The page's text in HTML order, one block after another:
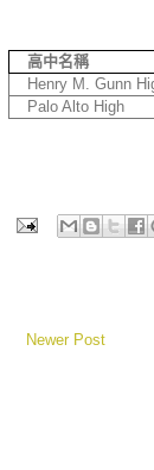
高中名稱
Henry M. Gunn
Palo Alto High
Newer Post